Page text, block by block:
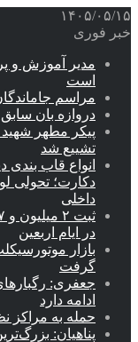
۱۴۰۵/۰۵/۱۵
خبر فوری
است
مراسم
دروازه بان
پیکر مطهر شهید
تشییع شد
انواع قاب بندی
دکارت؛ تحولی
داخلی
در ایام اربعین
بازار
گرفت
جعفری:
ادامه دارد
حمله به مراکز
پناهیان: